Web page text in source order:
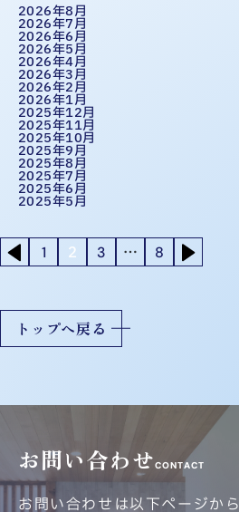
2026年8月
2026年7月
2026年6月
2026年5月
2026年4月
2026年3月
2026年2月
2026年1月
2025年12月
2025年11月
2025年10月
2025年9月
2025年8月
2025年7月
2025年6月
2025年5月
投
稿
の
ジ
り
1 2 3 … 8
トップへ戻る
お問い合わせCONTACT
お問い合わせは以下ページから